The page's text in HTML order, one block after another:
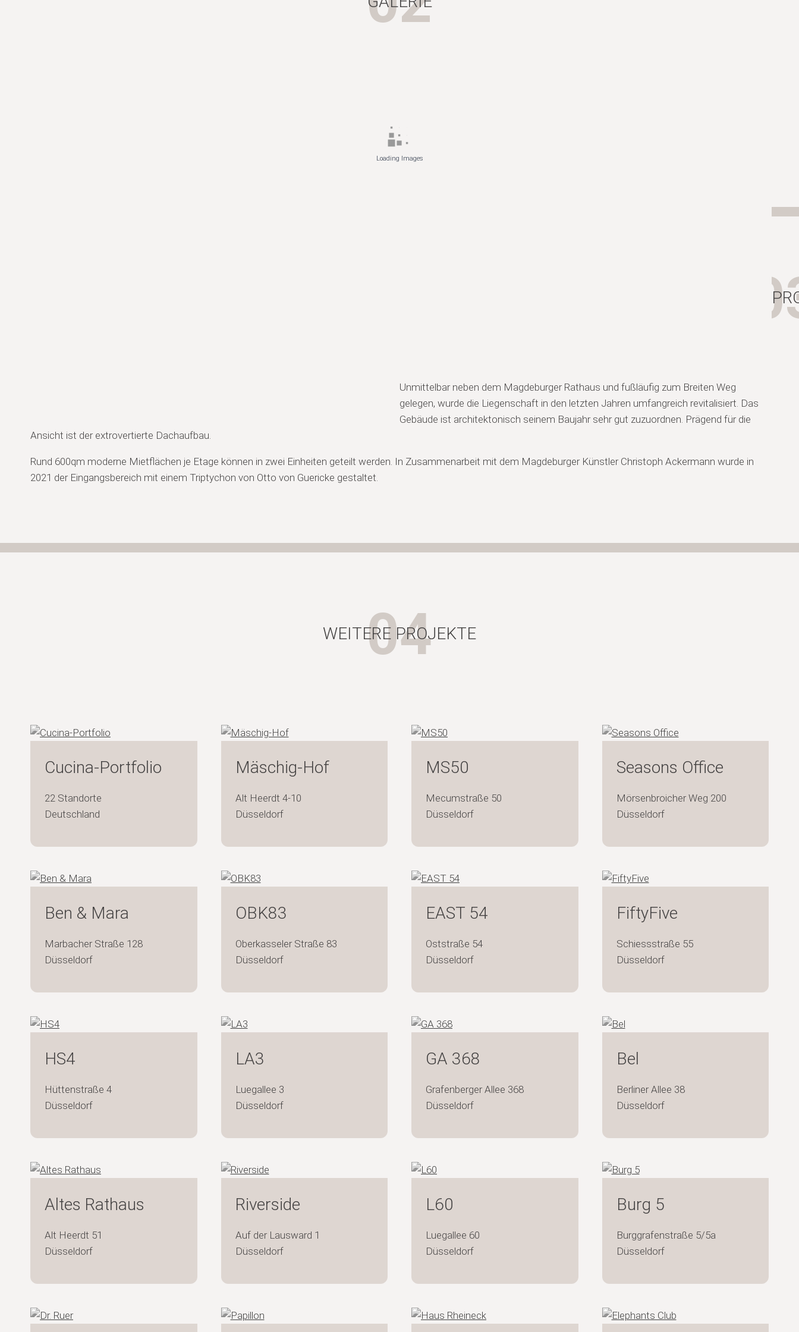
Loading Images
Unmittelbar neben dem Magdeburger Rathaus und fußläufig zum Breiten Weg
gelegen, wurde die Liegenschaft in den letzten Jahren umfangreich revitalisiert. Das
Gebäude ist architektonisch seinem Baujahr sehr gut zuzuordnen. Prägend für die
Ansicht ist der extrovertierte Dachaufbau.
Rund 600qm moderne Mietflächen je Etage können in zwei Einheiten geteilt werden. In Zusammenarbeit mit dem Magdeburger Künstler Christoph Ackermann wurde in
2021 der Eingangsbereich mit einem Triptychon von Otto von Guericke gestaltet.
04
WEITERE PROJEKTE
Cucina-Portfolio
22 Standorte
Deutschland
Mäschig-Hof
Alt Heerdt 4-10
Düsseldorf
MS50
Mecumstraße 50
Düsseldorf
Seasons Office
Mörsenbroicher Weg 200
Düsseldorf
Ben & Mara
Marbacher Straße 128
Düsseldorf
OBK83
Oberkasseler Straße 83
Düsseldorf
EAST 54
Oststraße 54
Düsseldorf
FiftyFive
Schiessstraße 55
Düsseldorf
HS4
Hüttenstraße 4
Düsseldorf
LA3
Luegallee 3
Düsseldorf
GA 368
Grafenberger Allee 368
Düsseldorf
Bel
Berliner Allee 38
Düsseldorf
Altes Rathaus
Alt Heerdt 51
Düsseldorf
Riverside
Auf der Lausward 1
Düsseldorf
L60
Luegallee 60
Düsseldorf
Burg 5
Burggrafenstraße 5/5a
Düsseldorf